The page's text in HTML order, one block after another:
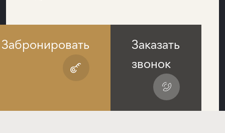
Забронировать
Заказать
звонок